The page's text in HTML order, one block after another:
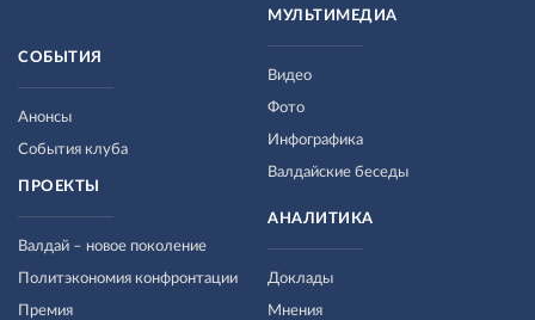
МУЛЬТИМЕДИА
Видео
Фото
Инфографика
Валдайские беседы
СОБЫТИЯ
Анонсы
События клуба
ПРОЕКТЫ
Валдай – новое поколение
Политэкономия конфронтации
Премия
АНАЛИТИКА
Доклады
Мнения